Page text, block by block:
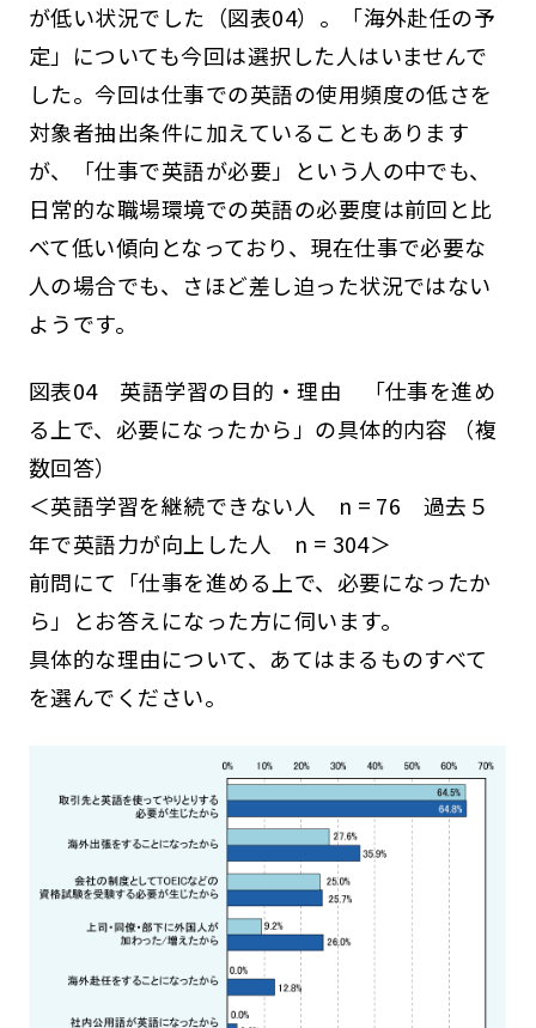
が低い状況でした（図表04）。「海外赴任の予
定」についても今回は選択した人はいませんで
した。今回は仕事での英語の使用頻度の低さを
対象者抽出条件に加えていることもあります
が、「仕事で英語が必要」という人の中でも、
日常的な職場環境での英語の必要度は前回と比
べて低い傾向となっており、現在仕事で必要な
人の場合でも、さほど差し迫った状況ではない
ようです。
図表04 英語学習の目的・理由 「仕事を進め
る上で、必要になったから」の具体的内容 （複
数回答）
＜英語学習を継続できない人 n = 76 過去５
年で英語力が向上した人 n = 304＞
前問にて「仕事を進める上で、必要になったか
ら」とお答えになった方に伺います。
具体的な理由について、あてはまるものすべて
を選んでください。